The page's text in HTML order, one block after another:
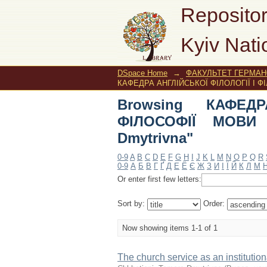
Kyiv
Browsing
"Chkhetiani, Tamara
DSpace Home → ФАКУЛЬТЕТ
КАФЕДРА АНГЛІЙСЬКОЇ ФІЛОЛОГІЇ І
Browsing
ФІЛОСОФІЇ МОВИ
Dmytrivna"
0-9 A B C D E F G H J K L M N O P Q R
0-9 А Б В Г Ґ Д Е Ё Є Ж З И Й К Л М Н
Or enter first few letters:
Sort by: Order:
Now showing items 1-1 of 1
The church service as an